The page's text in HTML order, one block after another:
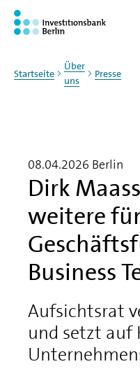
Zum Haupinhalt
Startseite
Über
uns
Presse
Dirk
weitere
Business
08.04.2026 Berlin
Aufsichtsrat
und setzt